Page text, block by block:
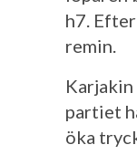
h7.
remin.
partiet
öka